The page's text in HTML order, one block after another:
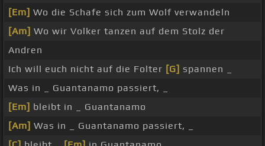
[Em] Wo die Schafe sich zum Wolf verwandeln
[Am] Wo wir Volker tanzen auf dem Stolz der
Andren
Ich will euch nicht auf die Folter [G] spannen _
Was in _ Guantanamo passiert, _
[Em] bleibt in _ Guantanamo
[Am] Was in _ Guantanamo passiert, _